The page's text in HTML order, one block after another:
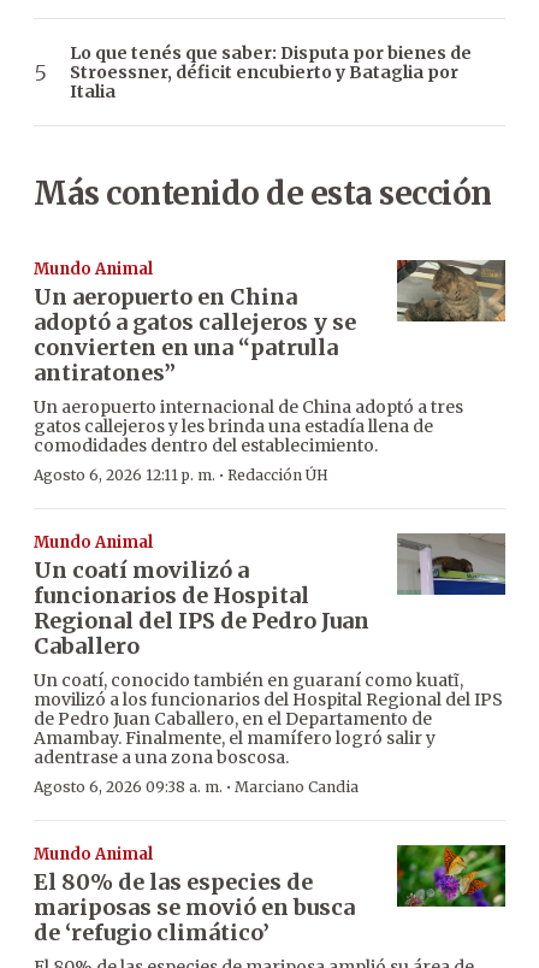
Lo que tenés que saber: Disputa por bienes de
Stroessner, déficit encubierto y Bataglia por
Italia
Más contenido de esta sección
Mundo Animal
Un aeropuerto en China
adoptó a gatos callejeros y se
convierten en una “patrulla
antiratones”
Un aeropuerto internacional de China adoptó a tres
gatos callejeros y les brinda una estadía llena de
comodidades dentro del establecimiento.
Agosto 6, 2026 12:11 p. m. · Redacción ÚH
Mundo Animal
Un coatí movilizó a
funcionarios de Hospital
Regional del IPS de Pedro Juan
Caballero
Un coatí, conocido también en guaraní como kuatĩ,
movilizó a los funcionarios del Hospital Regional del IPS
de Pedro Juan Caballero, en el Departamento de
Amambay. Finalmente, el mamífero logró salir y
adentrase a una zona boscosa.
Agosto 6, 2026 09:38 a. m. · Marciano Candia
Mundo Animal
El 80% de las especies de
mariposas se movió en busca
de ‘refugio climático’